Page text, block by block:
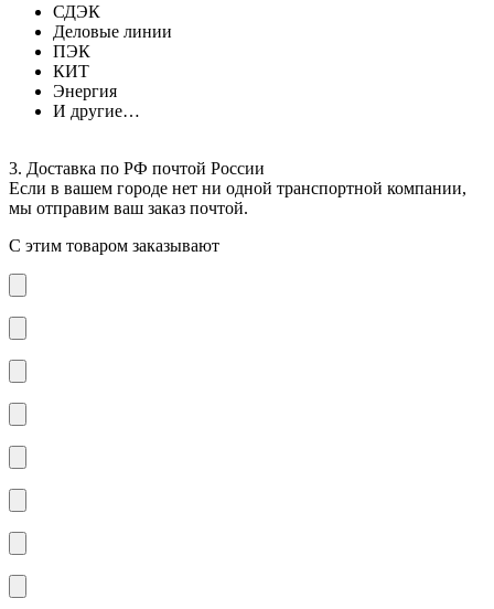
СДЭК
Деловые линии
ПЭК
КИТ
Энергия
И другие…
3. Доставка по РФ почтой России
Если в вашем городе нет ни одной транспортной компании,
мы отправим ваш заказ почтой.
С этим товаром заказывают